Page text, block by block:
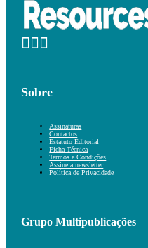
Sobre
Assinaturas
Contactos
Estatuto Editorial
Ficha Técnica
Termos e Condições
Assine a newsletter
Política de Privacidade
Grupo Multipublicações